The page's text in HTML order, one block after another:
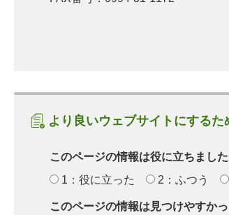
より良いウェブサイトにする
このページの情報は役に立ちました
1：役に立った
2：ふつう
このページの情報は見つけやすか